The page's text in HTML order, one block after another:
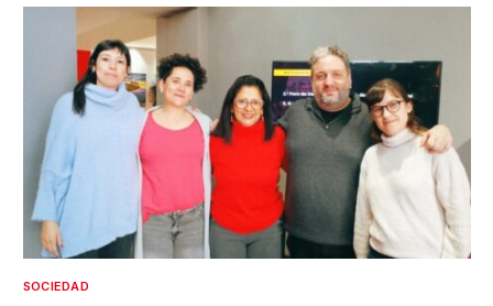
SOCIEDAD